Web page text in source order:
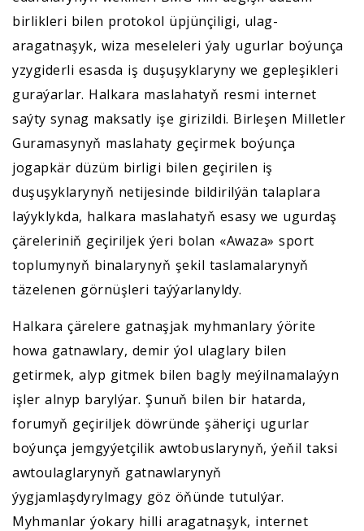
birlikleri bilen protokol üpjünçiligi, ulag-
aragatnaşyk, wiza meseleleri ýaly ugurlar boýunça
yzygiderli esasda iş duşuşyklaryny we gepleşikleri
guraýarlar. Halkara maslahatyň resmi internet
saýty synag maksatly işe girizildi. Birleşen Milletler
Guramasynyň maslahaty geçirmek boýunça
jogapkär düzüm birligi bilen geçirilen iş
duşuşyklarynyň netijesinde bildirilýän talaplara
laýyklykda, halkara maslahatyň esasy we ugurdaş
çäreleriniň geçiriljek ýeri bolan «Awaza» sport
toplumynyň binalarynyň şekil taslamalarynyň
täzelenen görnüşleri taýýarlanyldy.
Halkara çärelere gatnaşjak myhmanlary ýörite
howa gatnawlary, demir ýol ulaglary bilen
getirmek, alyp gitmek bilen bagly meýilnamalaýyn
işler alnyp barylýar. Şunuň bilen bir hatarda,
forumyň geçiriljek döwründe şäheriçi ugurlar
boýunça jemgyýetçilik awtobuslarynyň, ýeňil taksi
awtoulaglarynyň gatnawlarynyň
ýygjamlaşdyrylmagy göz öňünde tutulýar.
Myhmanlar ýokary hilli aragatnaşyk, internet